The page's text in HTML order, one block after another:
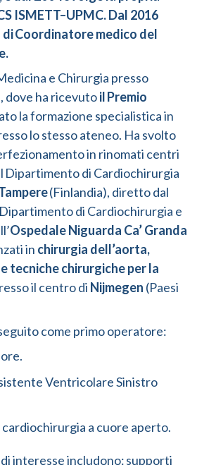
ISMETT–UPMC. Dal 2016
Coordinatore medico del
e Chirurgia presso
dove ha ricevutoil Premio
la formazione specialistica in
lo stesso ateneo. Ha svolto
in rinomati centri
Dipartimento di Cardiochirurgia
(Finlandia), diretto dal
Dipartimento di Cardiochirurgia e
Ospedale Niguarda Ca’ Granda
in chirurgia dell’aorta,
tecniche chirurgiche per la
il centro di Nijmegen (Paesi
come primo operatore:
Ventricolare Sinistro
a cuore aperto.
interesse includono: supporti